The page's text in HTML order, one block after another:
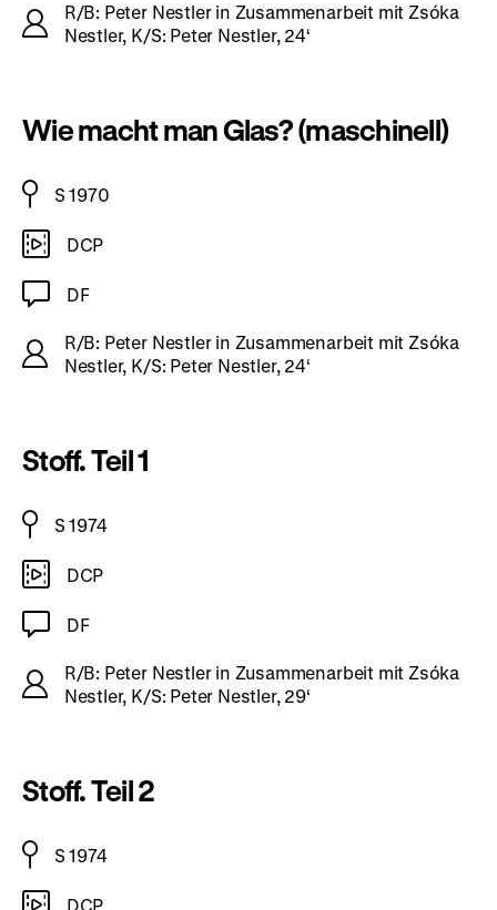
R/B: Peter Nestler in Zusammenarbeit mit Zsóka
Nestler, K/S: Peter Nestler, 24‘
Wie macht man Glas? (maschinell)
S 1970
DCP
DF
R/B: Peter Nestler in Zusammenarbeit mit Zsóka
Nestler, K/S: Peter Nestler, 24‘
Stoff. Teil 1
S 1974
DCP
DF
R/B: Peter Nestler in Zusammenarbeit mit Zsóka
Nestler, K/S: Peter Nestler, 29‘
Stoff. Teil 2
S 1974
DCP